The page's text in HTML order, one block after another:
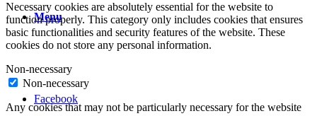
Menu
Facebook
Necessary cookies are absolutely essential for the website to
function properly. This category only includes cookies that ensures
basic functionalities and security features of the website. These
cookies do not store any personal information.
Non-necessary
Non-necessary
Any cookies that may not be particularly necessary for the website